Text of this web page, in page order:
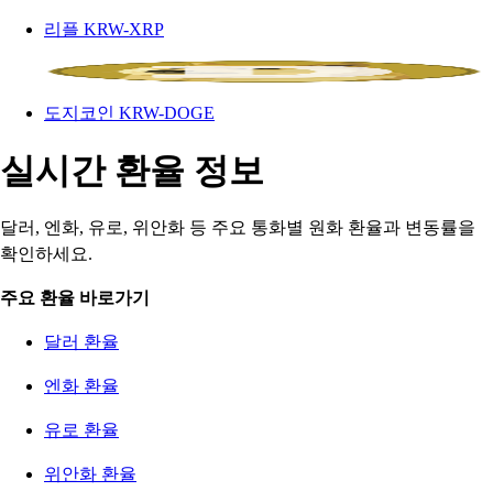
리플 KRW-XRP
도지코인 KRW-DOGE
실시간 환율 정보
달러, 엔화, 유로, 위안화 등 주요 통화별 원화 환율과 변동률을
확인하세요.
주요 환율 바로가기
달러 환율
엔화 환율
유로 환율
위안화 환율